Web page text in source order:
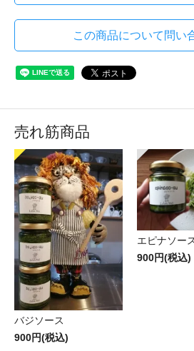
この商品について問い
売れ筋商品
バジソース
900円(税込)
エピナソー
900円(税込)